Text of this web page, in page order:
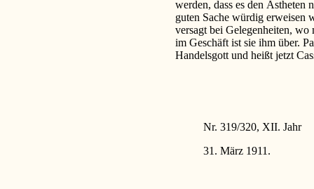
Nr. 319/320, XII. Jahr
31. März 1911.